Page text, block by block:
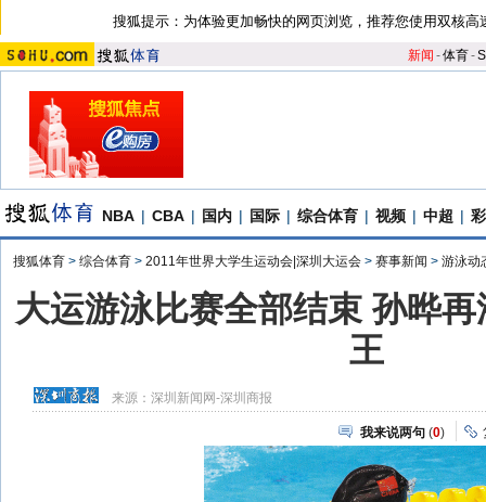
搜狐提示：为体验更加畅快的网页浏览，推荐您使用双核高
新闻 -体育-S
NBA | CBA | 国内 | 国际 | 综合体育 | 视频 | 中超 |
搜狐体育 > 综合体育 > 2011年世界大学生运动会|深圳大运会 > 赛事新闻 > 游泳动
大运游泳比赛全部结束 孙晔
王
来源： 深圳新闻网-深圳商报
我来说两句 (0)